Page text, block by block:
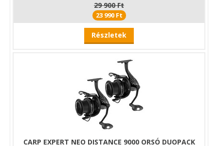
29 900 Ft
23 990 Ft
Részletek
CARP EXPERT NEO DISTANCE 9000 ORSÓ DUOPACK